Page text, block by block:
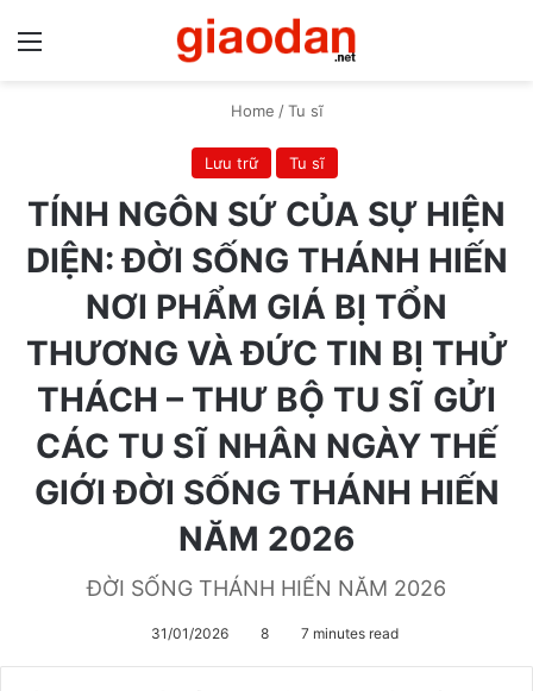
Home / Tu sĩ
Lưu trữ Tu sĩ
TÍNH NGÔN SỨ CỦA SỰ HIỆN
DIỆN: ĐỜI SỐNG THÁNH HIẾN
NƠI PHẨM GIÁ BỊ TỔN
THƯƠNG VÀ ĐỨC TIN BỊ THỬ
THÁCH – THƯ BỘ TU SĨ GỬI
CÁC TU SĨ NHÂN NGÀY THẾ
GIỚI ĐỜI SỐNG THÁNH HIẾN
NĂM 2026
ĐỜI SỐNG THÁNH HIẾN NĂM 2026
31/01/2026 8 7 minutes read